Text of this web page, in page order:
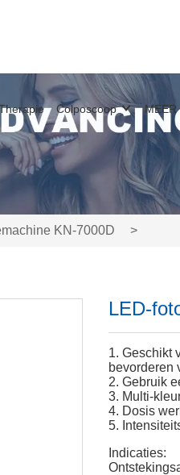
Colposcoop
KN-7000D >
LED-
1. Geschikt
bevorderen
2. Gebruik
3. Multi-
4. Dosis
5.
Indicaties: